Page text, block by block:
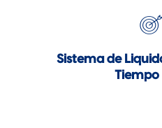
Sistema de
Tiempo